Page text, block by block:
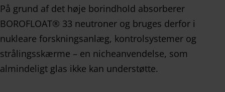
På grund af det høje borindhold absorberer
BOROFLOAT® 33 neutroner og bruges derfor i
nukleare forskningsanlæg, kontrolsystemer og
strålingsskærme – en nicheanvendelse, som
almindeligt glas ikke kan understøtte.